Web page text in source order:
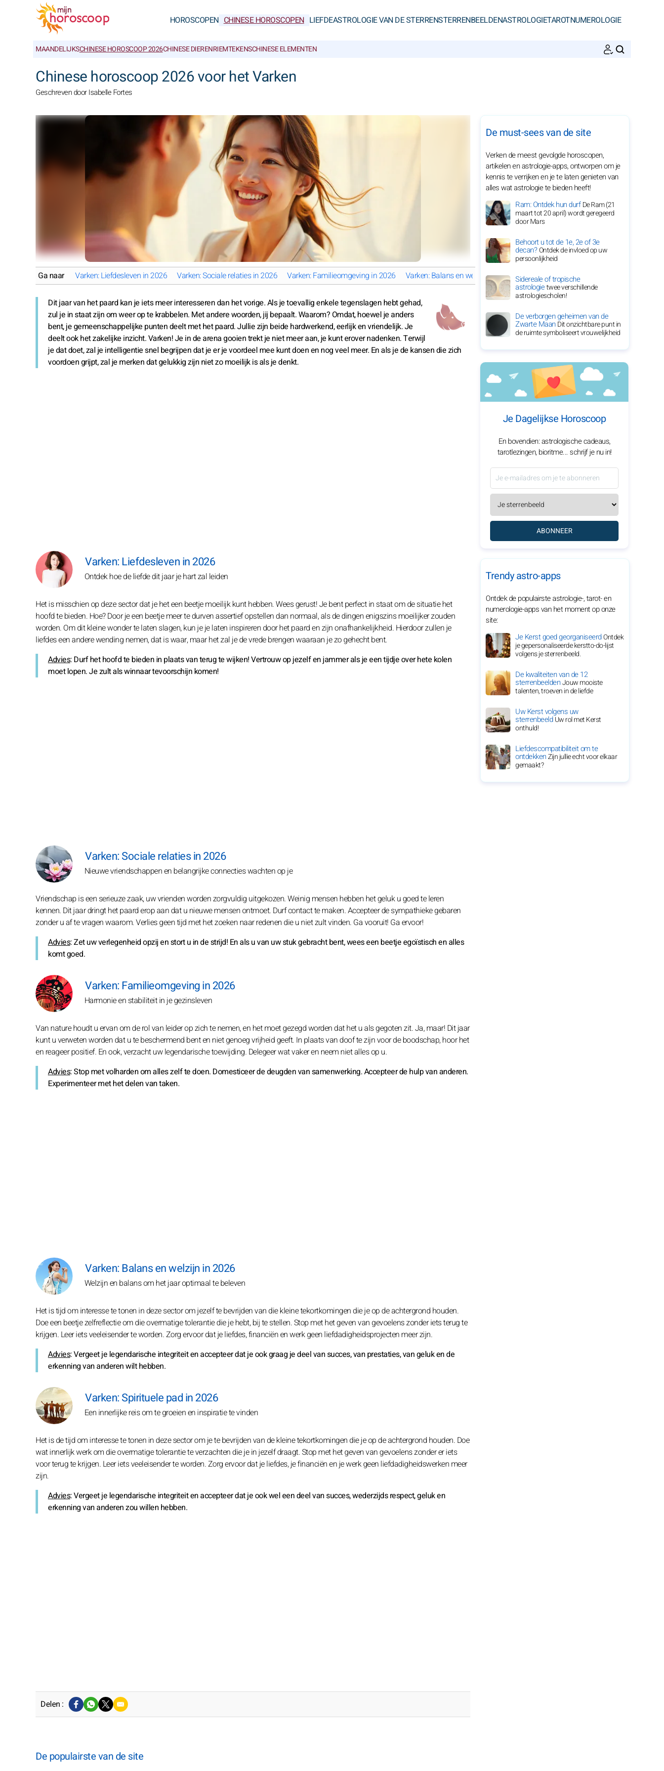
HOROSCOPEN CHINESE HOROSCOPEN LIEFDEASTROLOGIE VAN DE STERRENSTERRENBEELDENASTROLOGIETAROTNUMEROLOGIE
MAANDELIJKSCHINESE HOROSCOOP 2026CHINESE DIERENRIEMTEKENSCHINESE ELEMENTEN
Chinese horoscoop 2026 voor het Varken
Geschreven door Isabelle Fortes
Ga naar Varken: Liefdesleven in 2026 Varken: Sociale relaties in 2026 Varken: Familieomgeving in 2026 Varken: Balans en welzijn in 2026 Varken: Spirituele pad in 2026
Dit jaar van het paard kan je iets meer interesseren dan het vorige. Als je toevallig enkele tegenslagen hebt gehad,
zul je in staat zijn om weer op te krabbelen. Met andere woorden, jij bepaalt. Waarom? Omdat, hoewel je anders
bent, je gemeenschappelijke punten deelt met het paard. Jullie zijn beide hardwerkend, eerlijk en vriendelijk. Je
deelt ook het zakelijke inzicht. Varken! Je in de arena gooien trekt je niet meer aan, je kunt erover nadenken. Terwijl
je dat doet, zal je intelligentie snel begrijpen dat je er je voordeel mee kunt doen en nog veel meer. En als je de kansen die zich
voordoen grijpt, zal je merken dat gelukkig zijn niet zo moeilijk is als je denkt.
Varken: Liefdesleven in 2026
Ontdek hoe de liefde dit jaar je hart zal leiden
Het is misschien op deze sector dat je het een beetje moeilijk kunt hebben. Wees gerust! Je bent perfect in staat om de situatie het
hoofd te bieden. Hoe? Door je een beetje meer te durven assertief opstellen dan normaal, als de dingen enigszins moeilijker zouden
worden. Om dit kleine wonder te laten slagen, kun je je laten inspireren door het paard en zijn onafhankelijkheid. Hierdoor zullen je
liefdes een andere wending nemen, dat is waar, maar het zal je de vrede brengen waaraan je zo gehecht bent.
Advies: Durf het hoofd te bieden in plaats van terug te wijken! Vertrouw op jezelf en jammer als je een tijdje over hete kolen
moet lopen. Je zult als winnaar tevoorschijn komen!
Varken: Sociale relaties in 2026
Nieuwe vriendschappen en belangrijke connecties wachten op je
Vriendschap is een serieuze zaak, uw vrienden worden zorgvuldig uitgekozen. Weinig mensen hebben het geluk u goed te leren
kennen. Dit jaar dringt het paard erop aan dat u nieuwe mensen ontmoet. Durf contact te maken. Accepteer de sympathieke gebaren
zonder u af te vragen waarom. Verlies geen tijd met het zoeken naar redenen die u niet zult vinden. Ga vooruit! Ga ervoor!
Advies: Zet uw verlegenheid opzij en stort u in de strijd! En als u van uw stuk gebracht bent, wees een beetje egoïstisch en alles
komt goed.
Varken: Familieomgeving in 2026
Harmonie en stabiliteit in je gezinsleven
Van nature houdt u ervan om de rol van leider op zich te nemen, en het moet gezegd worden dat het u als gegoten zit. Ja, maar! Dit jaar
kunt u verweten worden dat u te beschermend bent en niet genoeg vrijheid geeft. In plaats van doof te zijn voor de boodschap, hoor het
en reageer positief. En ook, verzacht uw legendarische toewijding. Delegeer wat vaker en neem niet alles op u.
Advies: Stop met volharden om alles zelf te doen. Domesticeer de deugden van samenwerking. Accepteer de hulp van anderen.
Experimenteer met het delen van taken.
Varken: Balans en welzijn in 2026
Welzijn en balans om het jaar optimaal te beleven
Het is tijd om interesse te tonen in deze sector om jezelf te bevrijden van die kleine tekortkomingen die je op de achtergrond houden.
Doe een beetje zelfreflectie om die overmatige tolerantie die je hebt, bij te stellen. Stop met het geven van gevoelens zonder iets terug te
krijgen. Leer iets veeleisender te worden. Zorg ervoor dat je liefdes, financiën en werk geen liefdadigheidsprojecten meer zijn.
Advies: Vergeet je legendarische integriteit en accepteer dat je ook graag je deel van succes, van prestaties, van geluk en de
erkenning van anderen wilt hebben.
Varken: Spirituele pad in 2026
Een innerlijke reis om te groeien en inspiratie te vinden
Het is de tijd om interesse te tonen in deze sector om je te bevrijden van de kleine tekortkomingen die je op de achtergrond houden. Doe
wat innerlijk werk om die overmatige tolerantie te verzachten die je in jezelf draagt. Stop met het geven van gevoelens zonder er iets
voor terug te krijgen. Leer iets veeleisender te worden. Zorg ervoor dat je liefdes, je financiën en je werk geen liefdadigheidswerken meer
zijn.
Advies: Vergeet je legendarische integriteit en accepteer dat je ook wel een deel van succes, wederzijds respect, geluk en
erkenning van anderen zou willen hebben.
Delen :
De populairste van de site
De must-sees van de site
Verken de meest gevolgde horoscopen,
artikelen en astrologie-apps, ontworpen om je
kennis te verrijken en je te laten genieten van
alles wat astrologie te bieden heeft!
Ram: Ontdek hun durfDe Ram (21
maart tot 20 april) wordt geregeerd
door Mars
Behoort u tot de 1e, 2e of 3e
decan?Ontdek de invloed op uw
persoonlijkheid
Sidereale of tropische
astrologietwee verschillende
astrologiescholen!
De verborgen geheimen van de
Zwarte MaanDit onzichtbare punt in
de ruimte symboliseert vrouwelijkheid
Je Dagelijkse Horoscoop
En bovendien: astrologische cadeaus,
tarotlezingen, bioritme... schrijf je nu in!
ABONNEER
Trendy astro-apps
Ontdek de populairste astrologie-, tarot- en
numerologie-apps van het moment op onze
site:
Je Kerst goed georganiseerdOntdek
je gepersonaliseerde kerstto-do-lijst
volgens je sterrenbeeld.
De kwaliteiten van de 12
sterrenbeeldenJouw mooiste
talenten, troeven in de liefde
Uw Kerst volgens uw
sterrenbeeldUw rol met Kerst
onthuld!
Liefdescompatibiliteit om te
ontdekkenZijn jullie echt voor elkaar
gemaakt?